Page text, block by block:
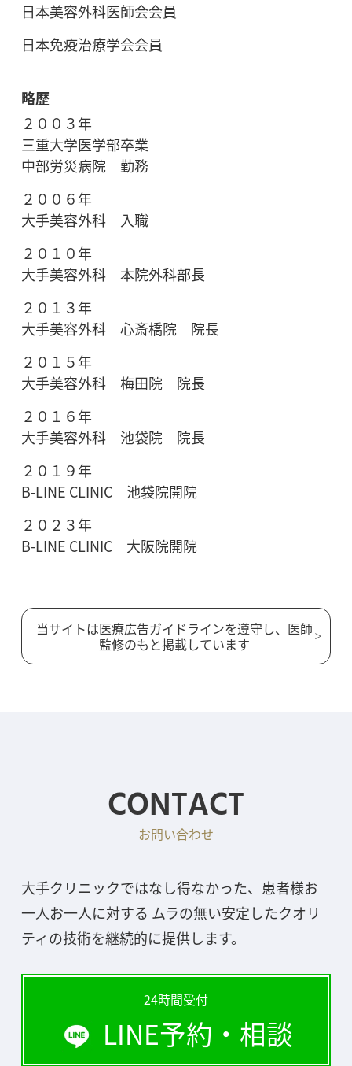
日本美容外科医師会会員
日本免疫治療学会会員
略歴
２００３年
三重大学医学部卒業
中部労災病院 勤務
２００６年
大手美容外科 入職
２０１０年
大手美容外科 本院外科部長
２０１３年
大手美容外科 心斎橋院 院長
２０１５年
大手美容外科 梅田院 院長
２０１６年
大手美容外科 池袋院 院長
２０１９年
B-LINE CLINIC 池袋院開院
２０２３年
B-LINE CLINIC 大阪院開院
当サイトは医療広告ガイドラインを遵守し、医師
監修のもと掲載しています
CONTACT
お問い合わせ
大手クリニックではなし得なかった、患者様お
一人お一人に対する ムラの無い安定したクオリ
ティの技術を継続的に提供します。
24時間受付
LINE予約・相談